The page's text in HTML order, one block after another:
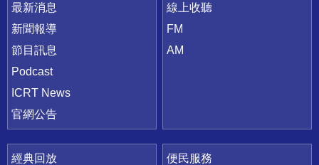
最新消息
新聞報導
節目訊息
Podcast
ICRT News
官網公告
線上收聽
FM
AM
經典回放
便民服務